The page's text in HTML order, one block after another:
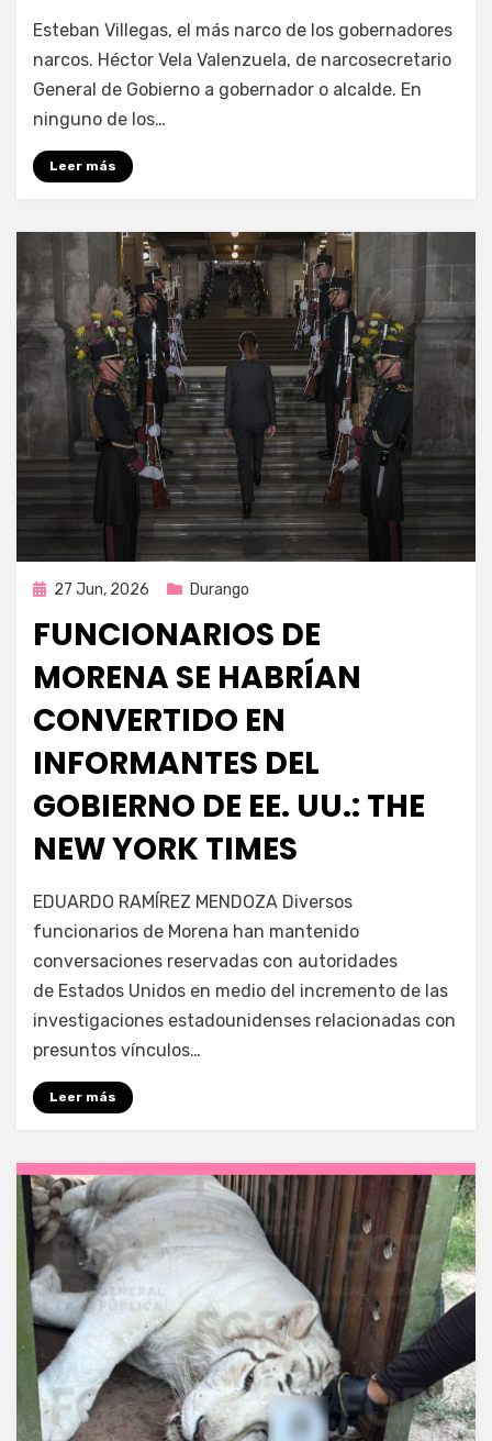
por Fernando Miranda Servín
Esteban Villegas, el más narco de los gobernadores
narcos. Héctor Vela Valenzuela, de narcosecretario
General de Gobierno a gobernador o alcalde. En
ninguno de los…
Leer más
Publicada
27 Jun, 2026 Durango
FUNCIONARIOS DE
MORENA SE HABRÍAN
CONVERTIDO EN
INFORMANTES DEL
GOBIERNO DE EE. UU.: THE
NEW YORK TIMES
por Fernando Miranda Servín
EDUARDO RAMÍREZ MENDOZA Diversos
funcionarios de Morena han mantenido
conversaciones reservadas con autoridades
de Estados Unidos en medio del incremento de las
investigaciones estadounidenses relacionadas con
presuntos vínculos…
Leer más